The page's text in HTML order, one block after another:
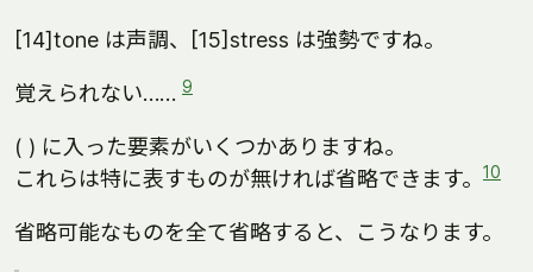
[14]tone は声調、[15]stress は強勢ですね。
覚えられない…… 9
( ) に入った要素がいくつかありますね。
これらは特に表すものが無ければ省略できます。
10
省略可能なものを全て省略すると、こうなります。